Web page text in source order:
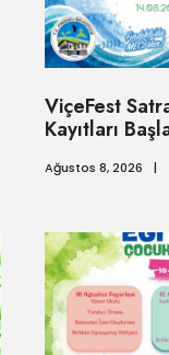
ViçeFest
Kayıtları
Ağustos 8, 2026 |